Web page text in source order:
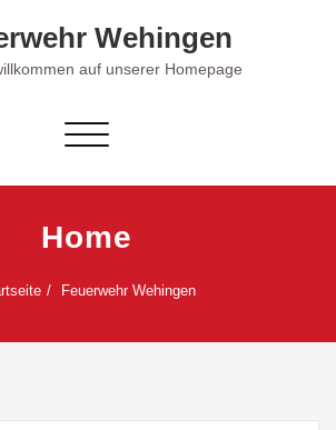
Wehingen
auf unserer Homepage
Schalte Navigation
Home
Feuerwehr Wehingen